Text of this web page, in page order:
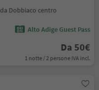
da Dobbiaco centro
Alto Adige Guest Pass
Da 50€
1 notte / 2 persone IVA incl.